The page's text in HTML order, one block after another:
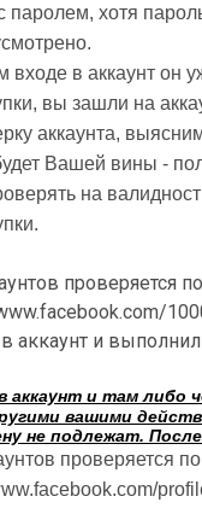
паролем, хотя
входе в аккаунт он
вы зашли на
аккаунта,
Вашей вины -
на
проверяется
аккаунт и
аккаунт и там либо
вашими
не подлежат.
проверяется